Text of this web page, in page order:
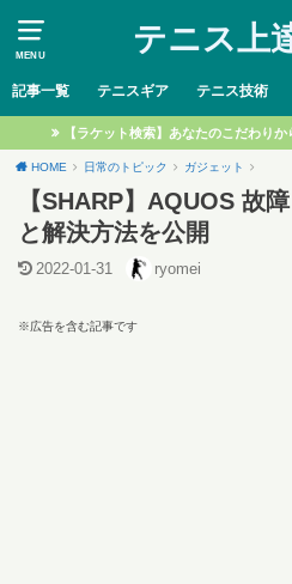
MENU テニス上
記事一覧 テニスギア テニス技術
【ラケット検索】あなたのこだわり
HOME 日常のトピック ガジェット
【SHARP】AQUOS 故
と解決方法を公開
2022-01-31 ryomei
※広告を含む記事です